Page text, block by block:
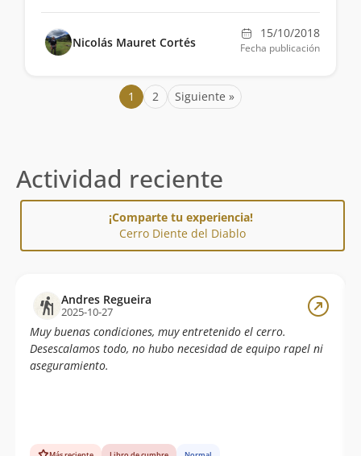
Nicolás Mauret Cortés
15/10/2018
Fecha publicación
1 2 Siguiente »
Actividad reciente
¡Comparte tu experiencia!
Cerro Diente del Diablo
Andres Regueira
2025-10-27
Muy buenas condiciones, muy entretenido el cerro.
Desescalamos todo, no hubo necesidad de equipo rapel ni
aseguramiento.